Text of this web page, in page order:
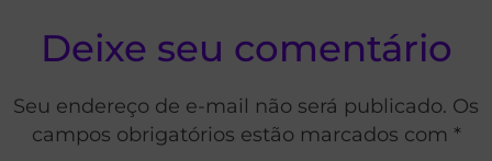
Deixe seu comentário
Seu endereço de e-mail não será publicado. Os
campos obrigatórios estão marcados com *